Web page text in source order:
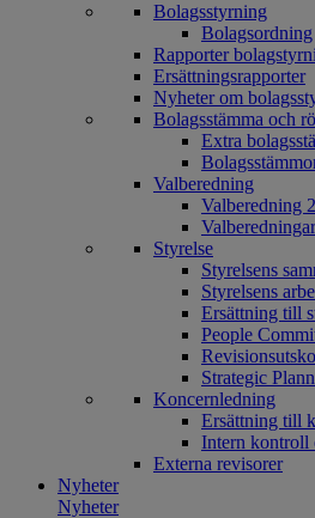
Bolagsstyrning
Bolagsordning
Rapporter
Ersättningsrapporter
Nyheter om
Bolagsstämma och
Extra
Valberedning
Valberedning
Styrelse
Styrelsens
Styrelsens
Ersättning till
People
Strategic
Koncernledning
Ersättning till
Intern kontroll
Externa revisorer
Nyheter
Nyheter